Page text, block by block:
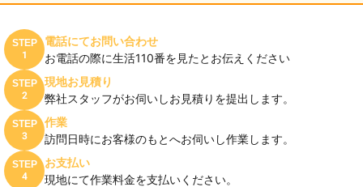
STEP
1
電話にてお問い合わせ
お電話の際に生活110番を見たとお伝えください
STEP
2
現地お見積り
弊社スタッフがお伺いしお見積りを提出します。
STEP
3
作業
訪問日時にお客様のもとへお伺いし作業します。
STEP
4
お支払い
現地にて作業料金を支払いください。